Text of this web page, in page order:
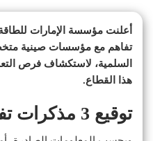
أعلنت مؤسسة الإمارات
تفاهم مع مؤسسات صينية
السلمية، لاستكشاف فرص
هذا القطاع.
توقيع 3 مذكرات تفاهم تخص الطاقة